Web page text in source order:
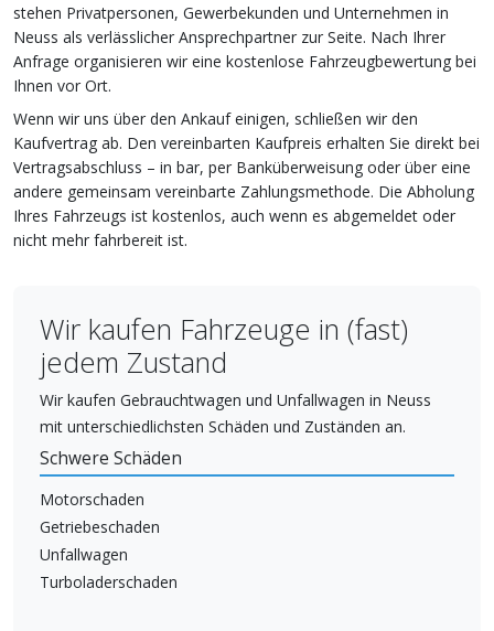
stehen Privatpersonen, Gewerbekunden und Unternehmen in
Neuss als verlässlicher Ansprechpartner zur Seite. Nach Ihrer
Anfrage organisieren wir eine kostenlose Fahrzeugbewertung bei
Ihnen vor Ort.
Wenn wir uns über den Ankauf einigen, schließen wir den
Kaufvertrag ab. Den vereinbarten Kaufpreis erhalten Sie direkt bei
Vertragsabschluss – in bar, per Banküberweisung oder über eine
andere gemeinsam vereinbarte Zahlungsmethode. Die Abholung
Ihres Fahrzeugs ist kostenlos, auch wenn es abgemeldet oder
nicht mehr fahrbereit ist.
Wir kaufen Fahrzeuge in (fast)
jedem Zustand
Wir kaufen Gebrauchtwagen und Unfallwagen in Neuss
mit unterschiedlichsten Schäden und Zuständen an.
Schwere Schäden
Motorschaden
Getriebeschaden
Unfallwagen
Turboladerschaden